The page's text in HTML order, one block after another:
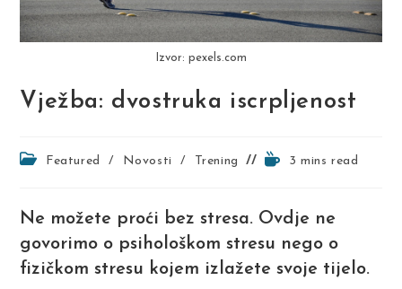
Izvor: pexels.com
Vježba: dvostruka iscrpljenost
PostFeatured / Novosti / Trening
Reading3 mins read
Ne možete proći bez stresa. Ovdje ne
govorimo o psihološkom stresu nego o
fizičkom stresu kojem izlažete svoje tijelo.